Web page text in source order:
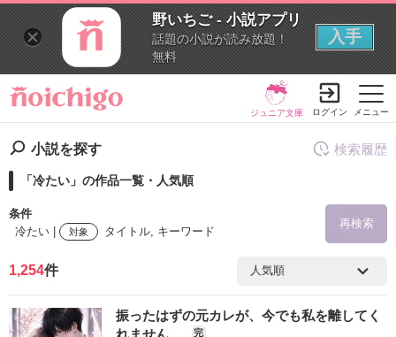
野いちご - 小説アプリ
話題の小説が読み放題！
無料
入手
メニュー
ジュニア文庫 ログイン
小説を探す
「冷たい」の作品一覧・人気順
条件
冷たい |
対象 タイトル, キーワード
再検索
検索ワード
を含む
検索履歴
1,254件
振ったはずの元カレが、今でも私を離してく
れません。
完